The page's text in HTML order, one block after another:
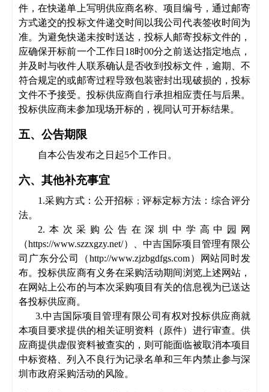
件，在快递单上写明供应商名称、项目编号，通过邮寄
方式递交的投标文件递交时间以我公司代表签收时间为
准。为避免快递未按时送达，投标人邮寄投标文件的，
应确保开标前一个工作日 18时00分之前送达指定地点，
并及时与收件人联系确认是否收到投标文件，逾期、不
符合规定的或邮寄过程导致包装密封出现破损的，投标
文件不予接受。投标供应商自行承担相应责任与后果。
投标供应商未参加现场开标的，视同认可开标结果。
五、公告期限
自本公告发布之日起5个工作日。
六、其他补充事宜
1 .采购方式：公开招标 ； 评标定标方法： 综合评分
法。
2. 本次采购公告 在深圳中学高中园网
（https://www.szzxgzy.net/）、中吉国际项目管理有限公
司广东分公司
（http://www.zjzbgdfgs.com） 网站同时发
布。投标供应商有义务在采购活动期间浏览上述网站，
在网站上公布的与本次采购项目有关的信息视为已送达
各投标供应商。
3.中吉国际项目管理有限公司有权对投标供应商就
本项目要求提供的相关证明资料（原件）进行审查。供
应商提供虚假资料被查实的，则可能面临被取消本项目
中标资格、列入不良行为记录名单和三年内禁止参与深
圳市政府采购活动的风险。